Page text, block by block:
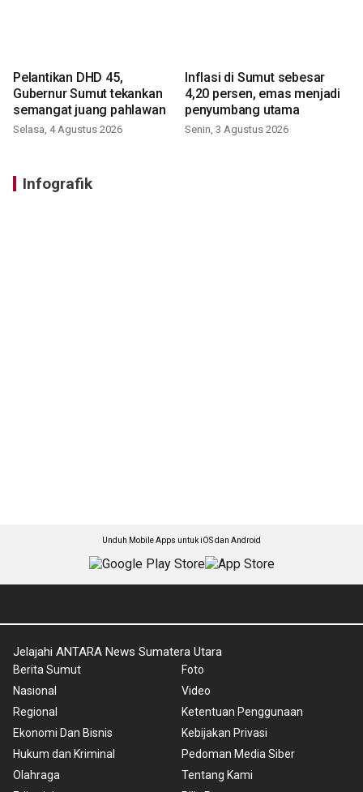
Pelantikan DHD 45,
Gubernur Sumut tekankan
semangat juang pahlawan
Selasa, 4 Agustus 2026
Inflasi di Sumut sebesar
4,20 persen, emas menjadi
penyumbang utama
Senin, 3 Agustus 2026
Infografik
Unduh Mobile Apps untuk iOS dan Android
Jelajahi ANTARA News Sumatera Utara
Berita Sumut
Nasional
Regional
Ekonomi Dan Bisnis
Hukum dan Kriminal
Olahraga
Foto
Video
Ketentuan Penggunaan
Kebijakan Privasi
Pedoman Media Siber
Tentang Kami